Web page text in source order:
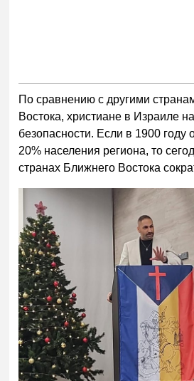
По сравнению с другими
Востока, христиане в Израиле
безопасности. Если в 1900 году
20% населения региона, то
странах Ближнего Востока